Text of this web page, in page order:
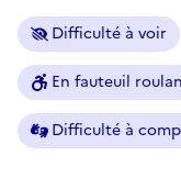
Difficulté à voir
En fauteuil
Difficulté à